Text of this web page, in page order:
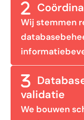
Wij stemmen
validatie
We bouwen